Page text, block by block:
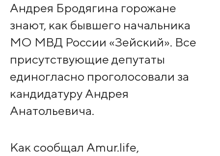
Андрея Бродягина горожане
знают, как бывшего начальника
МО МВД России «Зейский». Все
присутствующие депутаты
единогласно проголосовали за
кандидатуру Андрея
Анатольевича.
Как сообщал Amur.life,